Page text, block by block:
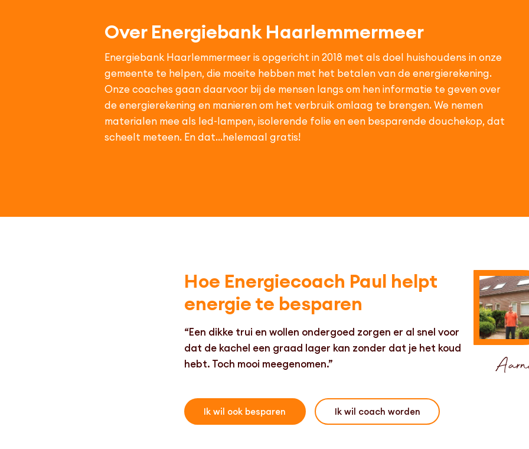
Over Energiebank Haarlemmermeer
Energiebank Haarlemmermeer is opgericht in 2018 met als doel huishoudens in onze
gemeente te helpen, die moeite hebben met het betalen van de energierekening.
Onze coaches gaan daarvoor bij de mensen langs om hen informatie te geven over
de energierekening en manieren om het verbruik omlaag te brengen. We nemen
materialen mee als led-lampen, isolerende folie en een besparende douchekop, dat
scheelt meteen. En dat…helemaal gratis!
Hoe Energiecoach Paul helpt
energie te besparen
“Een dikke trui en wollen ondergoed zorgen er al snel voor
dat de kachel een graad lager kan zonder dat je het koud
hebt. Toch mooi meegenomen.”
Ik wil ook besparen Ik wil coach worden